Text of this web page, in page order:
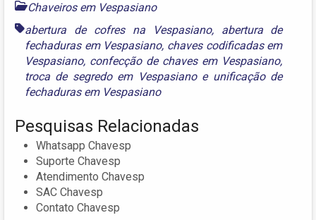
Chaveiros em Vespasiano
abertura de cofres na Vespasiano, abertura de
fechaduras em Vespasiano, chaves codificadas em
Vespasiano, confecção de chaves em Vespasiano,
troca de segredo em Vespasianoe unificação de
fechaduras em Vespasiano
Pesquisas Relacionadas
Whatsapp Chavesp
Suporte Chavesp
Atendimento Chavesp
SAC Chavesp
Contato Chavesp